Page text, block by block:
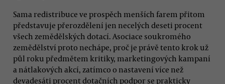
Sama redistribuce ve prospěch menších farem přitom
představuje přerozdělení jen necelých deseti procent
všech zemědělských dotací. Asociace soukromého
zemědělství proto nechápe, proč je právě tento krok už
půl roku předmětem kritiky, marketingových kampaní
a nátlakových akcí, zatímco o nastavení více než
devadesáti procent dotačních podpor se prakticky